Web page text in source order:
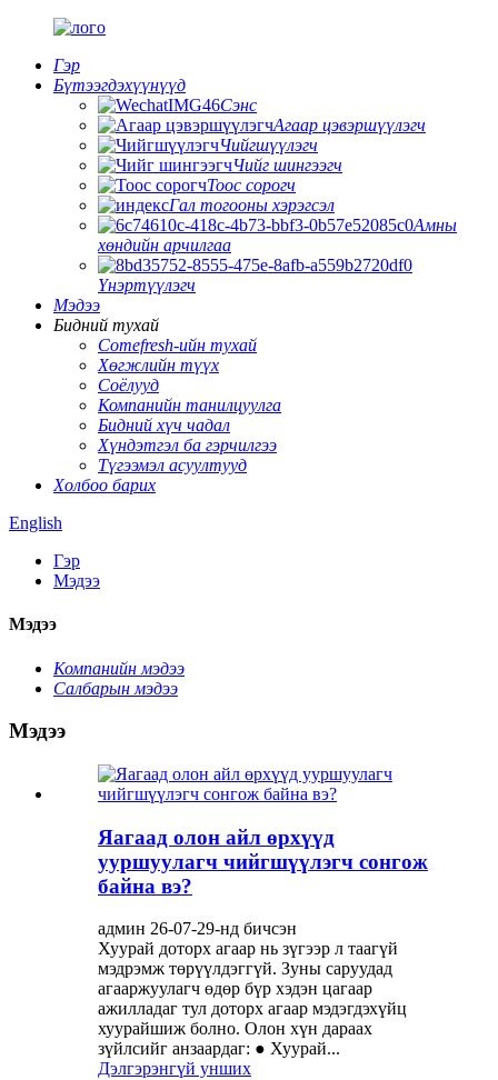
Гэр
Бүтээгдэхүүнүүд
Сэнс
Агаар цэвэршүүлэгч
Чийгшүүлэгч
Чийг шингээгч
Тоос сорогч
Гал тогооны хэрэгсэл
Амны
хөндийн арчилгаа
Үнэртүүлэгч
Мэдээ
Бидний тухай
Comefresh-ийн тухай
Хөгжлийн түүх
Соёлууд
Компанийн танилцуулга
Бидний хүч чадал
Хүндэтгэл ба гэрчилгээ
Түгээмэл асуултууд
Холбоо барих
English
Гэр
Мэдээ
Мэдээ
Компанийн мэдээ
Салбарын мэдээ
Мэдээ
Яагаад олон айл өрхүүд
ууршуулагч чийгшүүлэгч сонгож
байна вэ?
админ 26-07-29-нд бичсэн
Хуурай доторх агаар нь зүгээр л таагүй
мэдрэмж төрүүлдэггүй. Зуны саруудад
агааржуулагч өдөр бүр хэдэн цагаар
ажилладаг тул доторх агаар мэдэгдэхүйц
хуурайшиж болно. Олон хүн дараах
зүйлсийг анзаардаг: ● Хуурай...
Дэлгэрэнгүй унших